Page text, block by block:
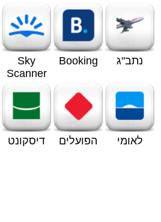
נתב"ג Booking
Sky
Scanner
לאומי הפועלים דיסקונט